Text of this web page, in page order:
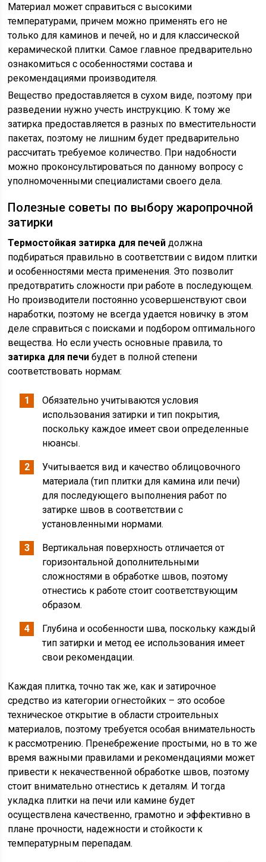
Материал может справиться с высокими
температурами, причем можно применять его не
только для каминов и печей, но и для классической
керамической плитки. Самое главное предварительно
ознакомиться с особенностями состава и
рекомендациями производителя.
Вещество предоставляется в сухом виде, поэтому при
разведении нужно учесть инструкцию. К тому же
затирка предоставляется в разных по вместительности
пакетах, поэтому не лишним будет предварительно
рассчитать требуемое количество. При надобности
можно проконсультироваться по данному вопросу с
уполномоченными специалистами своего дела.
Полезные советы по выбору жаропрочной
затирки
Термостойкая затирка для печей должна
подбираться правильно в соответствии с видом плитки
и особенностями места применения. Это позволит
предотвратить сложности при работе в последующем.
Но производители постоянно усовершенствуют свои
наработки, поэтому не всегда удается новичку в этом
деле справиться с поисками и подбором оптимального
вещества. Но если учесть основные правила, то
затирка для печи будет в полной степени
соответствовать нормам:
Обязательно учитываются условия
использования затирки и тип покрытия,
поскольку каждое имеет свои определенные
нюансы.
Учитывается вид и качество облицовочного
материала (тип плитки для камина или печи)
для последующего выполнения работ по
затирке швов в соответствии с
установленными нормами.
Вертикальная поверхность отличается от
горизонтальной дополнительными
сложностями в обработке швов, поэтому
отнестись к работе стоит соответствующим
образом.
Глубина и особенности шва, поскольку каждый
тип затирки и метод ее использования имеет
свои рекомендации.
Каждая плитка, точно так же, как и затирочное
средство из категории огнестойких – это особое
техническое открытие в области строительных
материалов, поэтому требуется особая внимательность
к рассмотрению. Пренебрежение простыми, но в то же
время важными правилами и рекомендациями может
привести к некачественной обработке швов, поэтому
стоит внимательно отнестись к деталям. И тогда
укладка плитки на печи или камине будет
осуществлена качественно, грамотно и эффективно в
плане прочности, надежности и стойкости к
температурным перепадам.